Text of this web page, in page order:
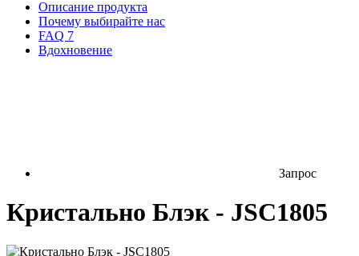
Описание продукта
Почему выбирайте нас
FAQ 7
Вдохновение
Запрос
Кристально Блэк - JSC1805